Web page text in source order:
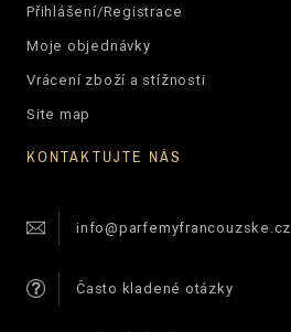
Přihlášení/Registrace
Moje objednávky
Vrácení zboží a stížnosti
Site map
KONTAKTUJTE NÁS
info@parfemyfrancouzske.cz
Často kladené otázky